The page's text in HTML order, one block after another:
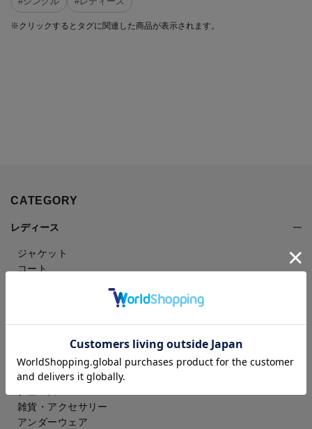
※クリックするとタグに関連した商品が表示されます。
CATEGORY
レディース
ジャケット
コート
フォーマル（喪服・礼服）
バッグ
雑貨・アクセサリー
アンダーウェア